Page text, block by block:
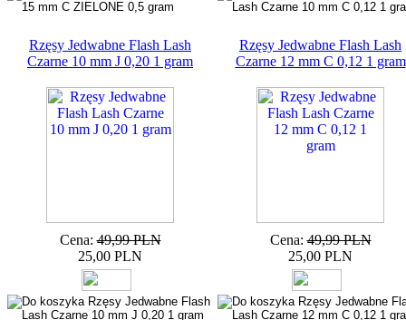
Rzęsy Jedwabne Flash Lash
Czarne 10 mm J 0,20 1 gram
Cena: 49,99 PLN
25,00 PLN
Rzęsy Jedwabne Flash Lash
Czarne 12 mm C 0,12 1 gram
Cena: 49,99 PLN
25,00 PLN